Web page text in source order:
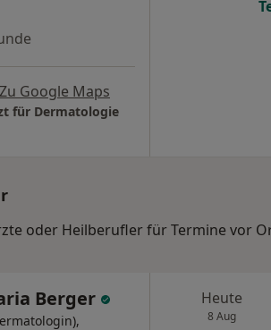
Zu Google Maps
für Dermatologie
oder Heilberufler für Termine vor
Berger Heute
8 Aug